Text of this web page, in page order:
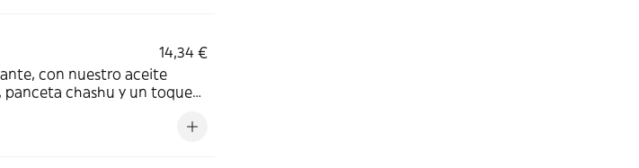
14,34 €
con nuestro aceite
panceta chashu y un toque